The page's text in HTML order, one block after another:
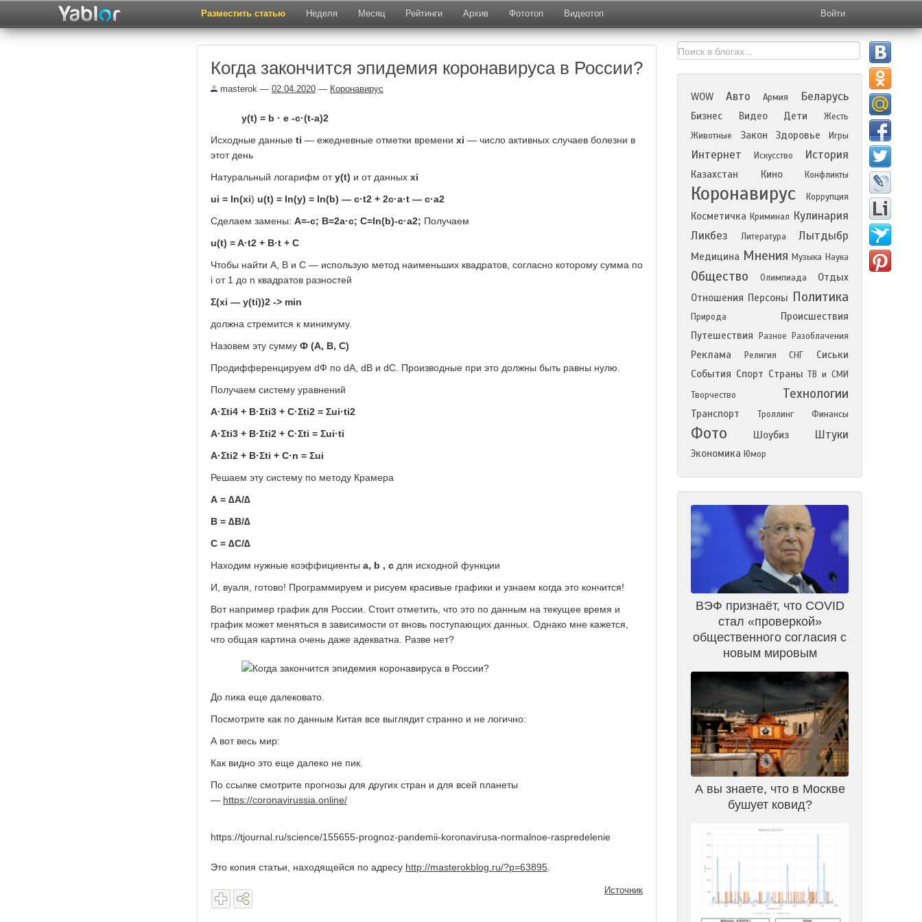
Разместить статью Неделя Месяц Рейтинги Архив Фототоп Видеотоп Войти
Когда закончится эпидемия коронавируса в России?
masterok — 02.04.2020 — Коронавирус
y(t) = b · e -c·(t-a)2
Исходные данные ti — ежедневные отметки времени xi — число активных случаев болезни в
этот день
Натуральный логарифм отy(t) и от данных xi
ui = ln(xi) u(t) = ln(y) = ln(b) — c·t2 + 2c·a·t — c·a2
Сделаем замены: А=-с; B=2a·c; C=ln(b)-c·a2; Получаем
u(t) = A·t2 + B·t + C
Чтобы найти А, В и С — использую метод наименьших квадратов, согласно которому сумма по
i от 1 до n квадратов разностей
Σ(xi — y(ti))2 -> min
должна стремится к минимуму.
Назовем эту сумму Ф (A, В, С)
Продифференцируем dФ по dA, dB и dC. Производные при это должны быть равны нулю.
Получаем систему уравнений
A·Σti4 + B·Σti3 + C·Σti2 = Σui·ti2
A·Σti3 + B·Σti2 + C·Σti = Σui·ti
A·Σti2 + B·Σti + C·n = Σui
Решаем эту систему по методу Крамера
А = ∆A/∆
B = ∆B/∆
C = ∆C/∆
Находим нужные коэффициенты a, b , c для исходной функции
И, вуаля, готово! Программируем и рисуем красивые графики и узнаем когда это кончится!
Вот например график для России. Стоит отметить, что это по данным на текущее время и
график может меняться в зависимости от вновь поступающих данных. Однако мне кажется,
что общая картина очень даже адекватна. Разве нет?
До пика еще далековато.
Посмотрите как по данным Китая все выглядит странно и не логично:
А вот весь мир:
Как видно это еще далеко не пик.
По ссылке смотрите прогнозы для других стран и для всей планеты
— https://coronavirussia.online/
https://tjournal.ru/science/155655-prognoz-pandemii-koronavirusa-normalnoe-raspredelenie
Это копия статьи, находящейся по адресу http://masterokblog.ru/?p=63895
Источник
WOW Авто Армия Беларусь
Бизнес Видео Дети
Жесть
Животные
Закон Здоровье Игры
Интернет Искусство История
Казахстан Кино Конфликты
Коронавирус Коррупция
Косметичка Криминал Кулинария
Ликбез
Литература Лытдыбр
Медицина Мнения Музыка Наука
Общество Олимпиада
Отдых
Отношения Персоны Политика
Природа
Происшествия
Путешествия
Разное Разоблачения
Реклама Религия СНГ
Сиськи
События Спорт Страны ТВ и СМИ
Творчество
Технологии
Транспорт Троллинг Финансы
Фото Шоубиз Штуки
Экономика Юмор
ВЭФ признаёт, что COVID
стал «проверкой»
общественного согласия с
новым мировым
А вы знаете, что в Москве
бушует ковид?